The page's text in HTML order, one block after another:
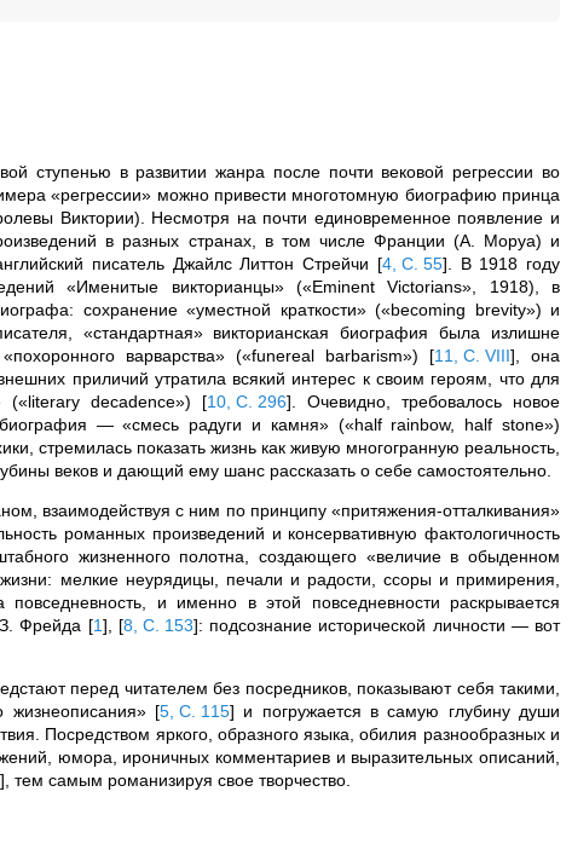
ступенью в развитии жанра после почти вековой регрессии во
«регрессии» можно привести многотомную биографию принца
Виктории). Несмотря на почти единовременное появление и
в разных странах, в том числе Франции (А. Моруа) и
писатель Джайлс Литтон Стрейчи [4, С. 55] . В 1918 году
«Именитые викторианцы» («Eminent Victorians», 1918), в
сохранение «уместной краткости» («becoming brevity») и
«стандартная» викторианская биография была излишне
варварства» («funereal barbarism») [11, С. VIII] , она
приличий утратила всякий интерес к своим героям, что для
(«literary decadence») [10, С. 296] . Очевидно, требовалось новое
— «смесь радуги и камня» («half rainbow, half stone»)
стремилась показать жизнь как живую многогранную реальность,
веков и дающий ему шанс рассказать о себе самостоятельно.
взаимодействуя с ним по принципу «притяжения-отталкивания»
романных произведений и консервативную фактологичность
жизненного полотна, создающего «величие в обыденном
жизни: мелкие неурядицы, печали и радости, ссоры и примирения,
и именно в этой повседневности раскрывается
Фрейда [1] [8, С. 153]: подсознание исторической личности — вот
перед читателем без посредников, показывают себя такими,
жизнеописания» [5, С. 115] и погружается в самую глубину души
Посредством яркого, образного языка, обилия разнообразных и
юмора, ироничных комментариев и выразительных описаний,
] , тем самым романизируя свое творчество.